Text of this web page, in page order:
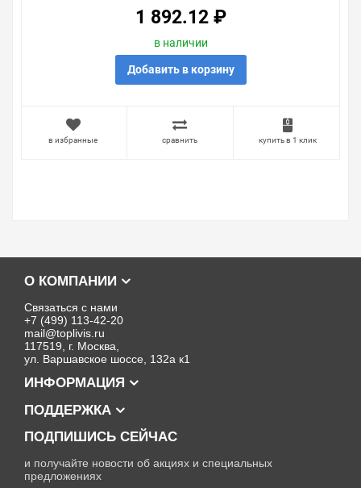
1 892.12 ₽
в наличии
Добавить в корзину
в избранные сравнить купить в 1 клик
О КОМПАНИИ
Связаться с нами
+7 (499) 113-42-20
mail@toplivis.ru
117519, г. Москва,
ул. Варшавское шоссе, 132а к1
ИНФОРМАЦИЯ
ПОДДЕРЖКА
ПОДПИШИСЬ СЕЙЧАС
и получайте новости об акциях и специальных
предложениях